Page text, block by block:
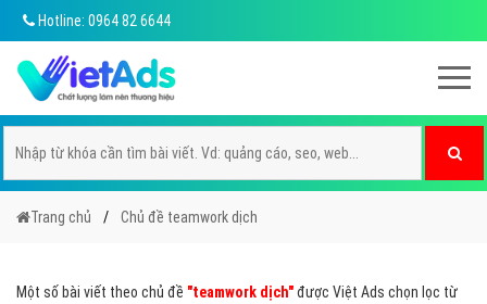
Hotline: 0964 82 6644
Trang chủ Chủ đề teamwork dịch
Một số bài viết theo chủ đề "teamwork dịch"được Việt Ads chọn lọc từ